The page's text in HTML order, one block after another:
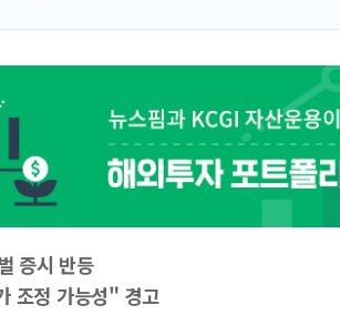
증시 반등
조정 가능성" 경고